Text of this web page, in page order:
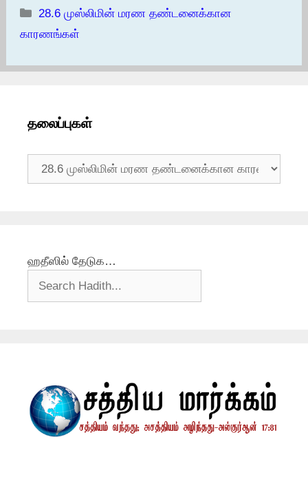
Categories
28.6 முஸ்லிமின் மரண தண்டனைக்கான
காரணங்கள்
தலைப்புகள்
தலைப்புகள்
ஹதீஸில் தேடுக…